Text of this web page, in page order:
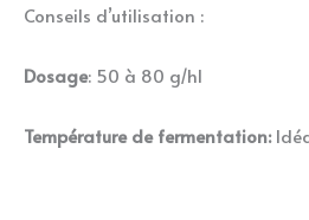
Conseils d’utilisation :
Dosage: 50 à 80 g/hl
Température de fermentation: